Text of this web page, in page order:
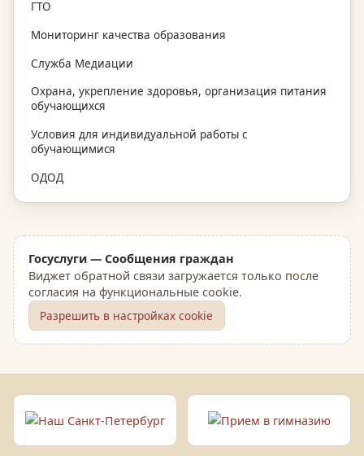
ГТО
Мониторинг качества образования
Служба Медиации
Охрана, укрепление здоровья, организация питания
обучающихся
Условия для индивидуальной работы с
обучающимися
ОДОД
Госуслуги — Сообщения граждан
Виджет обратной связи загружается только после
согласия на функциональные cookie.
Разрешить в настройках cookie